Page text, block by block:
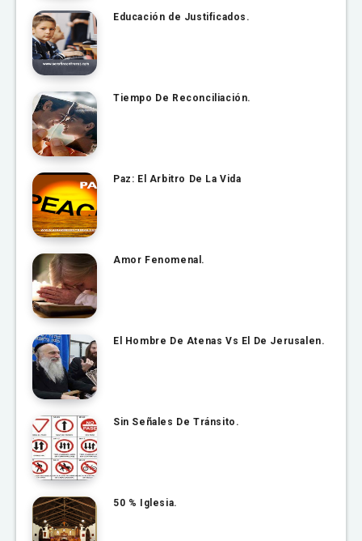
Educación de Justificados.
Tiempo De Reconciliación.
Paz: El Arbitro De La Vida
Amor Fenomenal.
El Hombre De Atenas Vs El De Jerusalen.
Sin Señales De Tránsito.
50 % Iglesia.